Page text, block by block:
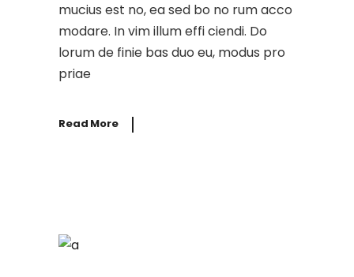
mucius est no, ea sed bo no rum acco
modare. In vim illum effi ciendi. Do
lorum de finie bas duo eu, modus pro
priae
Read More